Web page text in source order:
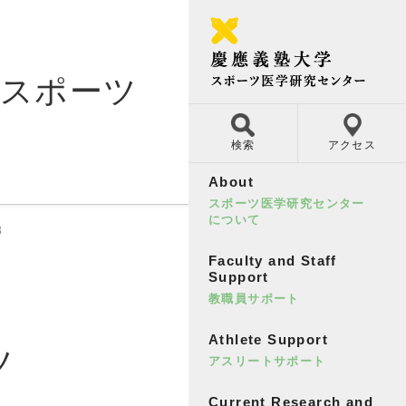
検索 アクセス
About
スポーツ医学研究センター
について
Faculty and Staff
Support
教職員サポート
Athlete Support
アスリートサポート
Current Research and
ポーツ